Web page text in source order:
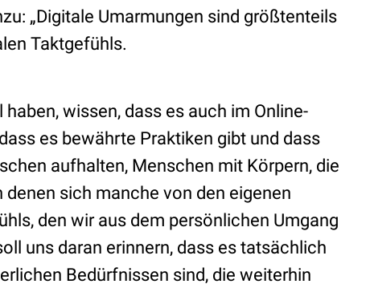
„Digitale Umarmungen sind größtenteils
Taktgefühls.
wissen, dass es auch im Online-
es bewährte Praktiken gibt und dass
aufhalten, Menschen mit Körpern, die
sich manche von den eigenen
den wir aus dem persönlichen Umgang
uns daran erinnern, dass es tatsächlich
Bedürfnissen sind, die weiterhin